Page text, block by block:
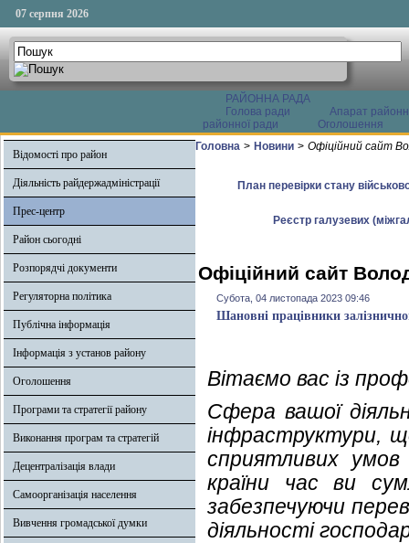
07 серпня 2026
РАЙОННА РАДА
Голова ради
Апарат
районної ради
Оголошення
Відомості про район
Діяльність райдержадміністрації
Прес-центр
Район сьогодні
Розпорядчі документи
Регуляторна політика
Публічна інформація
Інформація з установ району
Оголошення
Програми та стратегії району
Виконання програм та стратегій
Децентралізація влади
Самоорганізація населення
Вивчення громадської думки
Головна > Новини > Офіційний сайт
План перевірки стану
Реєстр галузевих
Офіційний сайт
Субота, 04 листопада 2023 09:46
Шановні працівники
Вітаємо вас із
Сфера вашої
інфраструктури,
сприятливих
країни час ви
забезпечуючи
діяльності